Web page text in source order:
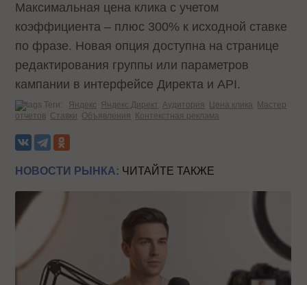
Максимальная цена клика с учетом
коэффициента – плюс 300% к исходной ставке
по фразе. Новая опция доступна на странице
редактирования группы или параметров
кампании в интерфейсе Директа и API.
Теги: Яндекс Яндекс.Директ Аудитория Цена клика
Мастер
отчетов Ставки Объявления Контекстная реклама
НОВОСТИ РЫНКА: ЧИТАЙТЕ ТАКЖЕ